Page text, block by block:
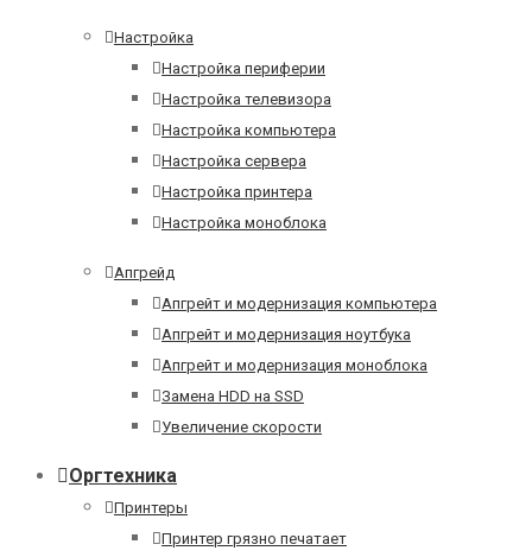
Настройка
Настройка периферии
Настройка телевизора
Настройка компьютера
Настройка сервера
Настройка принтера
Настройка моноблока
Апгрейд
Апгрейт и модернизация компьютера
Апгрейт и модернизация ноутбука
Апгрейт и модернизация моноблока
Замена HDD на SSD
Увеличение скорости
Оргтехника
Принтеры
Принтер грязно печатает